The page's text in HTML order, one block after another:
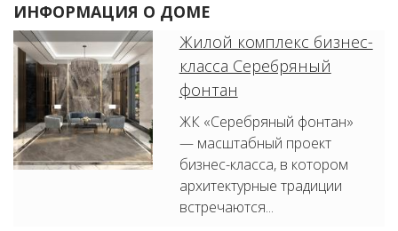
ИНФОРМАЦИЯ О ДОМЕ
Жилой комплекс бизнес-
класса Серебряный
фонтан
ЖК «Серебряный фонтан»
— масштабный проект
бизнес-класса, в котором
архитектурные традиции
встречаются...